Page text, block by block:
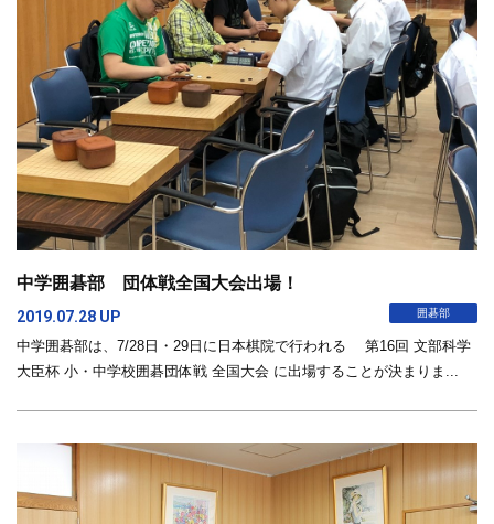
中学囲碁部 団体戦全国大会出場！
2019.07.28 UP 囲碁部
中学囲碁部は、7/28日・29日に日本棋院で行われる 第16回 文部科学
大臣杯 小・中学校囲碁団体戦 全国大会 に出場することが決まりま...